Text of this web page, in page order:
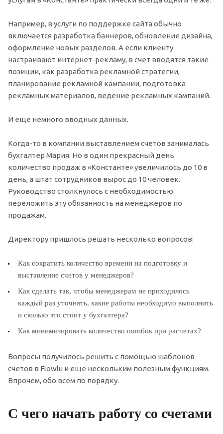
Например, в услуги по поддержке сайта обычно
включается разработка баннеров, обновление дизайна,
оформление новых разделов. А если клиенту
настраивают интернет-рекламу, в счет вводятся такие
позиции, как разработка рекламной стратегии,
планирование рекламной кампании, подготовка
рекламных материалов, ведение рекламных кампаний.
И еще немного вводных данных.
Когда-то в компании выставлением счетов занималась
бухгалтер Мария. Но в один прекрасный день
количество продаж в «Константе» увеличилось до 10 в
день, а штат сотрудников вырос до 10 человек.
Руководство столкнулось с необходимостью
переложить эту обязанность на менеджеров по
продажам.
Директору пришлось решать несколько вопросов:
Как сократить количество времени на подготовку и
выставление счетов у менеджеров?
Как сделать так, чтобы менеджерам не приходилось
каждый раз уточнять, какие работы необходимо выполнить
и сколько это стоит у бухгалтера?
Как минимизировать количество ошибок при расчетах?
Вопросы получилось решить с помощью шаблонов
счетов в Flowlu и еще нескольким полезным функциям.
Впрочем, обо всем по порядку.
С чего начать работу со счетами